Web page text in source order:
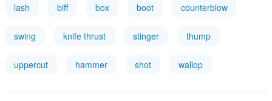
lash biff box boot counterblow
swing knife thrust stinger thump
uppercut hammer shot wallop